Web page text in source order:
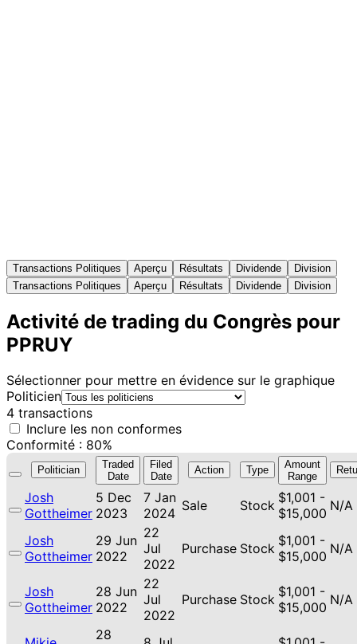
Transactions Politiques Aperçu Résultats Dividende
Division
Transactions Politiques
Aperçu Résultats Dividende Division
Activité de trading du Congrès pour
PPRUY
Sélectionner pour mettre en évidence sur le graphique
Politicien
4 transactions
Inclure les non conformes
Conformité : 80%
Politician
Traded
Date
Filed
Date
Action Type
Amount
Range
Josh
Gottheimer
5 Dec
2023
7 Jan
2024 Sale Stock $1,001 -
$15,000 N/A
Josh
Gottheimer
29 Jun
2022
22
Jul
2022
Purchase Stock $1,001 -
$15,000 N/A
Josh
Gottheimer
28 Jun
2022
22
Jul
2022
Purchase Stock $1,001 -
$15,000 N/A
28